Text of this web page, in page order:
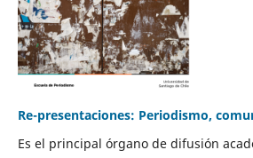
Re-presentaciones: Periodismo,
Es el principal órgano de difusión